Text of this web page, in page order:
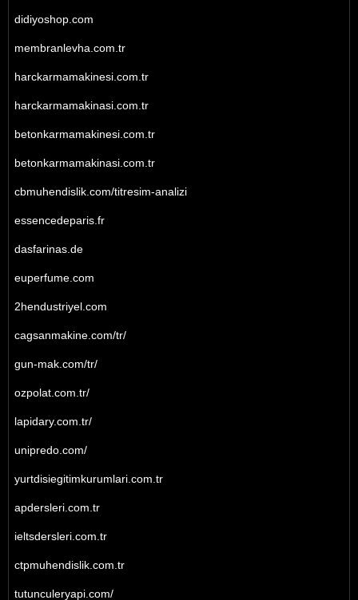
didiyoshop.com
membranlevha.com.tr
harckarmamakinesi.com.tr
harckarmamakinasi.com.tr
betonkarmamakinesi.com.tr
betonkarmamakinasi.com.tr
cbmuhendislik.com/titresim-analizi
essencedeparis.fr
dasfarinas.de
euperfume.com
2hendustriyel.com
cagsanmakine.com/tr/
gun-mak.com/tr/
ozpolat.com.tr/
lapidary.com.tr/
unipredo.com/
yurtdisiegitimkurumlari.com.tr
apdersleri.com.tr
ieltsdersleri.com.tr
ctpmuhendislik.com.tr
tutunculeryapi.com/